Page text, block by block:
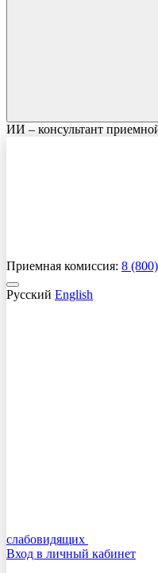
ИИ – консультант
Приемная комиссия: 8
Русский English
слабовидящих
Вход в личный кабинет